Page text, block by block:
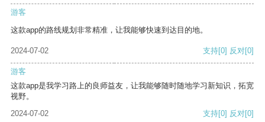
游客
这款app的路线规划非常精准，让我能够快速到达目的地。
2024-07-02 支持[0] 反对[0]
游客
这款app是我学习路上的良师益友，让我能够随时随地学习新知识，拓宽
视野。
2024-07-02
支持[0] 反对[0]